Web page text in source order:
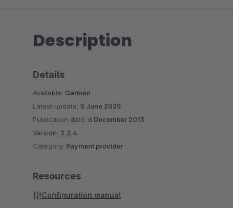
Description
Details
Available: German
Latest update: 5 June 2025
Publication date: 6 December 2013
Version: 2.2.4
Category: Payment provider
Resources
Configuration manual